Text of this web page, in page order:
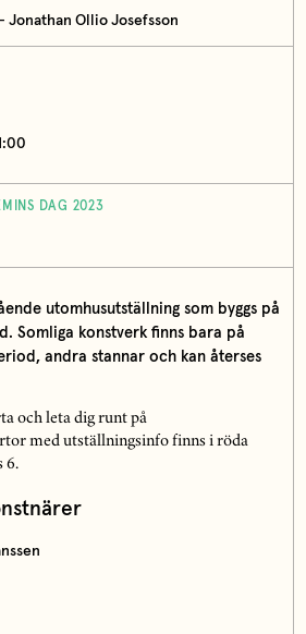
Jonathan Ollio Josefsson
DAG 2023
utomhusutställning som byggs på
Somliga konstverk finns bara på
andra stannar och kan återses
och leta dig runt på
med utställningsinfo finns i röda
6.